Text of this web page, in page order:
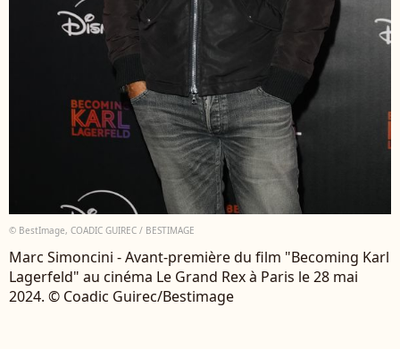
© BestImage, COADIC GUIREC / BESTIMAGE
Marc Simoncini - Avant-première du film "Becoming Karl
Lagerfeld" au cinéma Le Grand Rex à Paris le 28 mai
2024. © Coadic Guirec/Bestimage